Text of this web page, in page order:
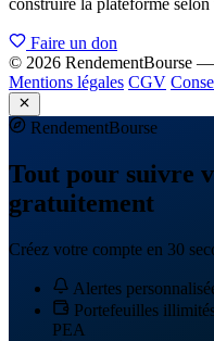
construire la plateforme selon
Faire un don
© 2026 RendementBourse —
Mentions légales CGV
RendementBourse
Tout pour suivre
gratuitement
Créez votre compte en 30
Alertes
Portefeuilles
PEA